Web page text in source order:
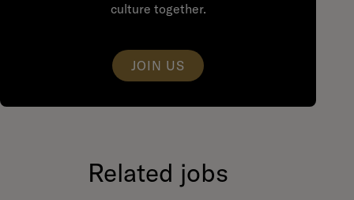
culture together.
JOIN US
Related jobs